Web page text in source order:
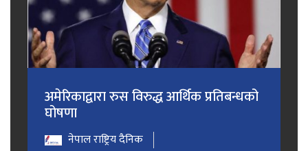
अमेरिकाद्वारा रुस विरुद्ध आर्थिक प्रतिबन्धको
घोषणा
नेपाल राष्ट्रिय दैनिक